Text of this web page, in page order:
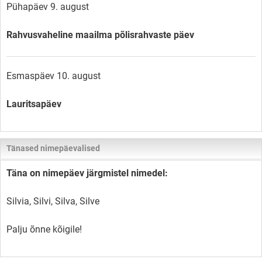
Pühapäev 9. august
Rahvusvaheline maailma põlisrahvaste päev
Esmaspäev 10. august
Lauritsapäev
Tänased nimepäevalised
Täna on nimepäev järgmistel nimedel:
Silvia, Silvi, Silva, Silve
Palju õnne kõigile!